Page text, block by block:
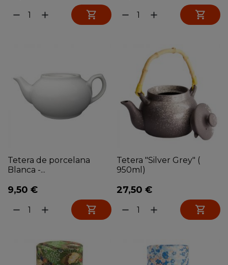
remove add  remove add 
Tetera de porcelana
Blanca -...
9,50 €
remove add 
Tetera "Silver Grey" (
950ml)
27,50 €
remove add 